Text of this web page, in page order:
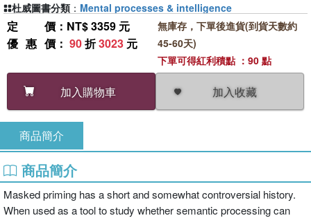
定價 ：NT$ 3359 元
優惠價 ： 90折3023 元
加入購物車 加入收藏
無庫存，下單後進貨(到貨天數約
45-60天)
下單可得紅利積點 ：90 點
杜威圖書分類 ： Mental processes & intelligence
商品簡介
商品簡介
Masked priming has a short and somewhat controversial history.
When used as a tool to study whether semantic processing can